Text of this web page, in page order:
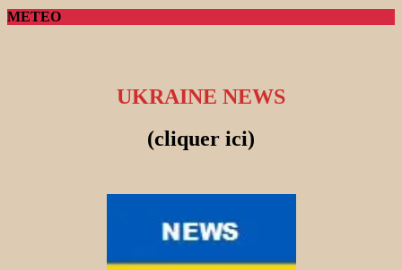
METEO
UKRAINE NEWS
(cliquer ici)